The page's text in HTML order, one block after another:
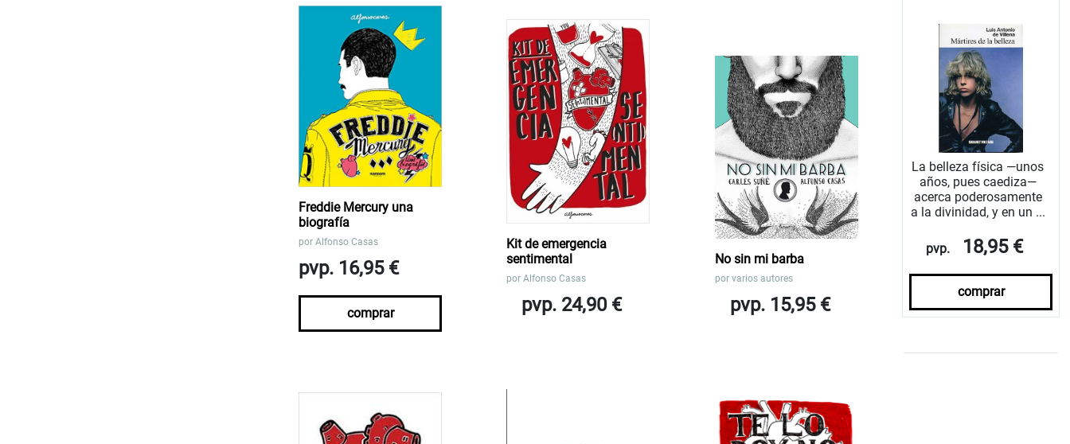
Freddie Mercury una
biografía
por Alfonso Casas
pvp. 16,95 €
comprar
Kit de emergencia
sentimental
porAlfonso Casas
pvp. 24,90 €
No sin mi barba
por varios autores
pvp. 15,95 €
La belleza física —unos
años, pues caediza—
acerca poderosamente
a la divinidad, y en un ...
pvp. 18,95 €
comprar